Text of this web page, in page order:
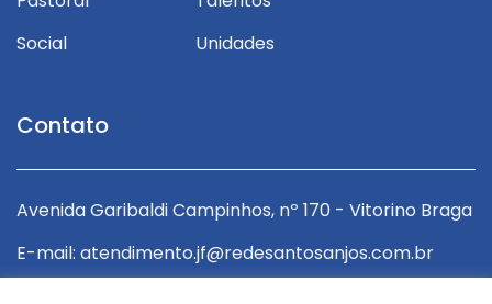
Social
Unidades
Contato
Avenida Garibaldi Campinhos, nº 170 - Vitorino Braga
E-mail: atendimento.jf@redesantosanjos.com.br